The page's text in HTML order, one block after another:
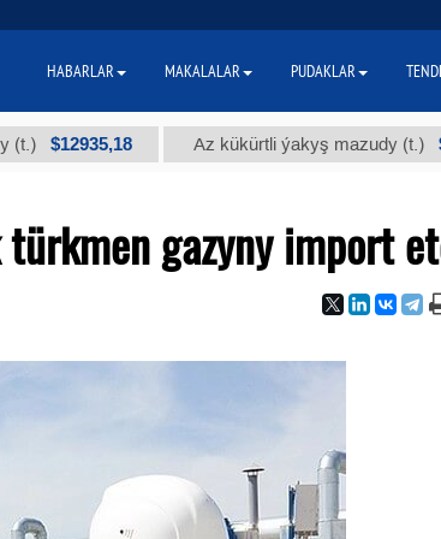
Az kükürtli ýakyş mazudy (t.) $300
gazyny import
HABARLAR MAKALALAR PUDAKLAR